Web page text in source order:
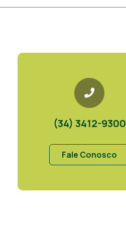
(34) 3412-9300
Fale Conosco